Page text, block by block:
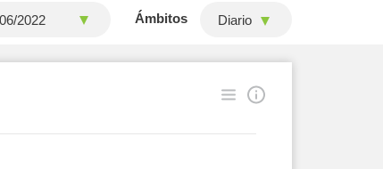
Ámbitos Diario